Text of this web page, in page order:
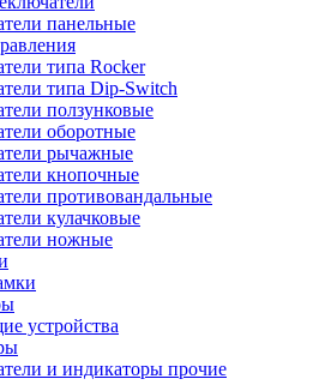
панельные
типа Rocker
типа Dip-Switch
ползунковые
оборотные
рычажные
кнопочные
противовандальные
кулачковые
ножные
устройства
и индикаторы прочие